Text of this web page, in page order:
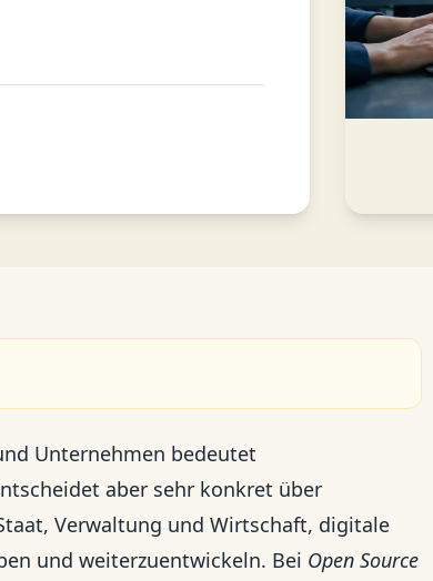
Unternehmen bedeutet
aber sehr konkret über
Verwaltung und Wirtschaft, digitale
und weiterzuentwickeln. Bei Open Source